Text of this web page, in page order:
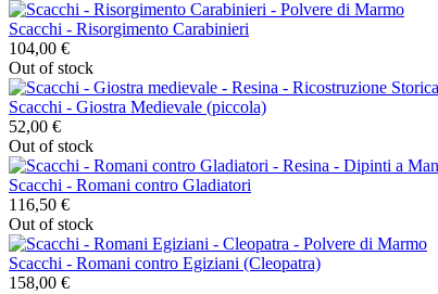
Scacchi - Risorgimento Carabinieri
104,00 €
Out of stock
Scacchi - Giostra Medievale (piccola)
52,00 €
Out of stock
Scacchi - Romani contro Gladiatori
116,50 €
Out of stock
Scacchi - Romani contro Egiziani (Cleopatra)
158,00 €